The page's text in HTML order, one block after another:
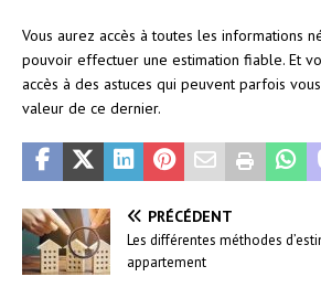
Vous aurez accès à toutes les informations
pouvoir effectuer une estimation fiable. Et
accès à des astuces qui peuvent parfois
valeur de ce dernier.
PRÉCÉDENT
Les différentes méthodes
appartement